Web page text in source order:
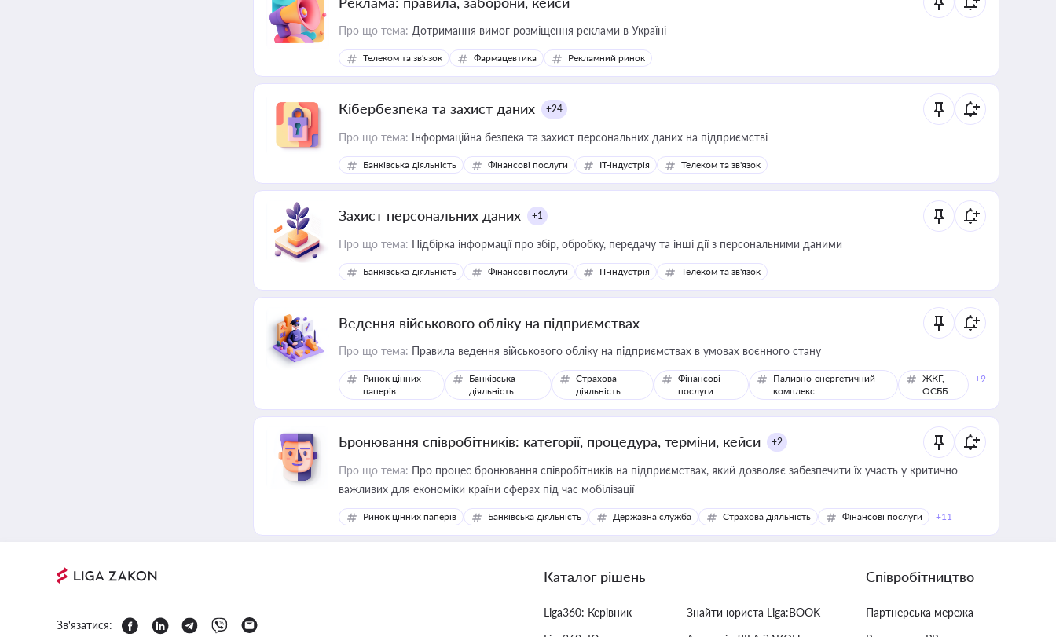
Про що тема: Дотримання вимог розміщення реклами в Україні
Телеком та зв'язок Фармацевтика Рекламний ринок
Кібербезпека та захист даних +24
Про що тема: Інформаційна безпека та захист персональних даних на підприємстві
Банківська діяльність Фінансові послуги IT-індустрія Телеком та зв'язок
Захист персональних даних +1
Про що тема: Підбірка інформації про збір, обробку, передачу та інші дії з персональними даними
Банківська діяльність Фінансові послуги IT-індустрія Телеком та зв'язок
Ведення військового обліку на підприємствах
Про що тема: Правила ведення військового обліку на підприємствах в умовах воєнного стану
Ринок цінних
паперів
Банківська
діяльність
Страхова
діяльність
Фінансові
послуги
Паливно-енергетичний
комплекс
ЖКГ,
ОСББ
+9
Бронювання співробітників: категорії, процедура, терміни, кейси +2
Про що тема: Про процес бронювання співробітників на підприємствах, який дозволяє забезпечити їх участь у критично
важливих для економіки країни сферах під час мобілізації
Ринок цінних паперів Банківська діяльність Державна служба Страхова діяльність Фінансові послуги +11
Зв'язатися:
Каталог рішень
Liga360: Керівник
Знайти юриста Liga:BOOK
Співробітництво
Партнерська мережа